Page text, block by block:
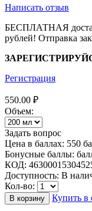
Написать отзыв
БЕСПЛАТНАЯ
рублей! Отправка
ЗАРЕГИСТРИРУЙСЯ
Регистрация
550.00 ₽
Объем:
Задать вопрос
Цена в баллах: 550
Бонусные баллы:
КОД:
Доступность: В
Кол-во:
В корзину Купить в